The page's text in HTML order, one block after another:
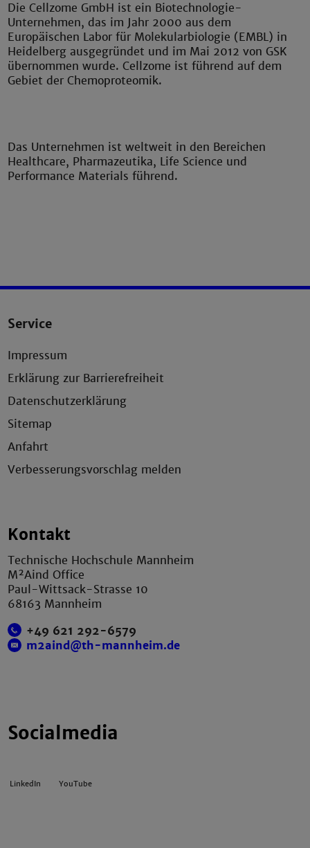
Die Cellzome GmbH ist ein Biotechnologie-
Unternehmen, das im Jahr 2000 aus dem
Europäischen Labor für Molekularbiologie (EMBL) in
Heidelberg ausgegründet und im Mai 2012 von GSK
übernommen wurde. Cellzome ist führend auf dem
Gebiet der Chemoproteomik.
Das Unternehmen ist weltweit in den Bereichen
Healthcare, Pharmazeutika, Life Science und
Performance Materials führend.
Service
Impressum
Erklärung zur Barrierefreiheit
Datenschutzerklärung
Sitemap
Anfahrt
Verbesserungsvorschlag melden
Kontakt
Technische Hochschule Mannheim
M²Aind Office
Paul-Wittsack-Strasse 10
68163 Mannheim
+49 621 292-6579
m2aind@th-mannheim.de
Socialmedia
LinkedIn YouTube